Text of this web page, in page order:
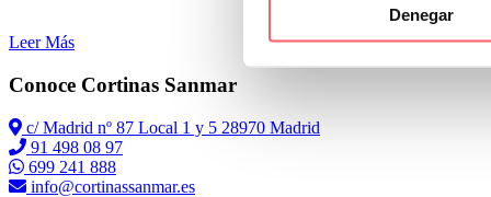
Denegar
Leer Más
Conoce Cortinas Sanmar
c/ Madrid nº 87 Local 1 y 5 28970 Madrid
91 498 08 97
699 241 888
info@cortinassanmar.es